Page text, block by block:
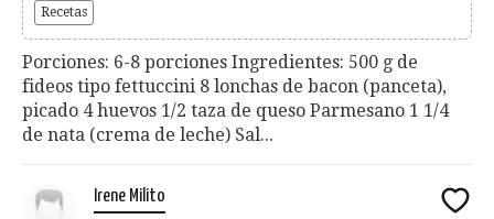
Recetas
Porciones: 6-8 porciones Ingredientes: 500 g de
fideos tipo fettuccini 8 lonchas de bacon (panceta),
picado 4 huevos 1/2 taza de queso Parmesano 1 1/4
de nata (crema de leche) Sal...
Irene Milito